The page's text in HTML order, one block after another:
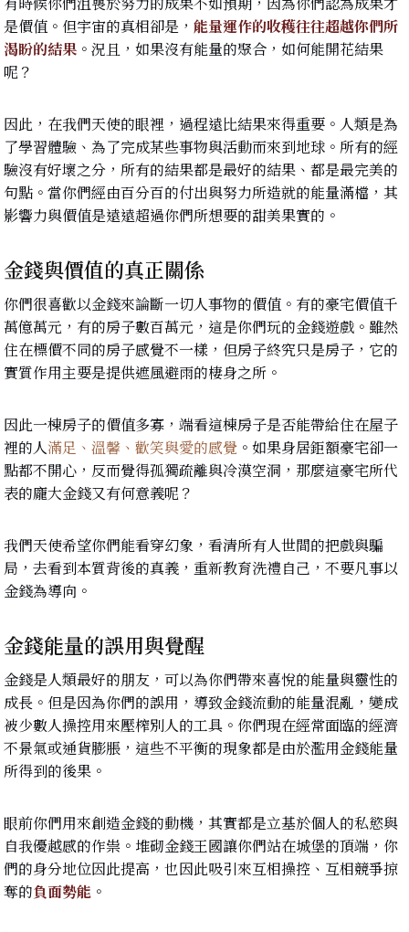
是價值。但宇宙的真相卻是，能量運作的收穫往往超越你們所
渴盼的結果 。況且，如果沒有能量的聚合，如何能開花結果
呢？
因此，在我們天使的眼裡，過程遠比結果來得重要。人類是為
了學習體驗、為了完成某些事物與活動而來到地球。所有的經
驗沒有好壞之分，所有的結果都是最好的結果、都是最完美的
句點。當你們經由百分百的付出與努力所造就的能量滿檔，其
影響力與價值是遠遠超過你們所想要的甜美果實的。
金錢與價值的真正關係
你們很喜歡以金錢來論斷一切人事物的價值。有的豪宅價值千
萬億萬元，有的房子數百萬元，這是你們玩的金錢遊戲。雖然
住在標價不同的房子感覺不一樣，但房子終究只是房子，它的
實質作用主要是提供遮風避雨的棲身之所。
因此一棟房子的價值多寡，端看這棟房子是否能帶給住在屋子
裡的人滿足、溫馨、歡笑與愛的感覺 。如果身居鉅額豪宅卻一
點都不開心，反而覺得孤獨疏離與冷漠空洞，那麼這豪宅所代
表的龐大金錢又有何意義呢？
我們天使希望你們能看穿幻象，看清所有人世間的把戲與騙
局，去看到本質背後的真義，重新教育洗禮自己，不要凡事以
金錢為導向。
金錢能量的誤用與覺醒
金錢是人類最好的朋友，可以為你們帶來喜悅的能量與靈性的
成長。但是因為你們的誤用，導致金錢流動的能量混亂，變成
被少數人操控用來壓榨別人的工具。你們現在經常面臨的經濟
不景氣或通貨膨脹，這些不平衡的現象都是由於濫用金錢能量
所得到的後果。
眼前你們用來創造金錢的動機，其實都是立基於個人的私慾與
自我優越感的作祟。堆砌金錢王國讓你們站在城堡的頂端，你
們的身分地位因此提高，也因此吸引來互相操控、互相競爭掠
奪的負面勢能 。